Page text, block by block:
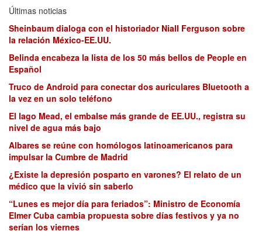
Últimas noticias
Sheinbaum dialoga con el historiador Niall Ferguson sobre
la relación México-EE.UU.
Belinda encabeza la lista de los 50 más bellos de People en
Español
Truco de Android para conectar dos auriculares Bluetooth a
la vez en un solo teléfono
El lago Mead, el embalse más grande de EE.UU., registra su
nivel de agua más bajo
Albares se reúne con homólogos latinoamericanos para
impulsar la Cumbre de Madrid
¿Existe la depresión posparto en varones? El relato de un
médico que la vivió sin saberlo
“Lunes es mejor día para feriados”: Ministro de Economía
Elmer Cuba cambia propuesta sobre días festivos y ya no
serían los viernes